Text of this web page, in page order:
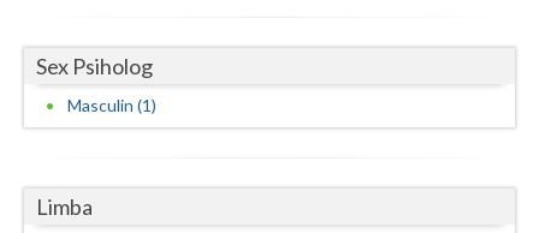
Sex Psiholog
Masculin (1)
Limba